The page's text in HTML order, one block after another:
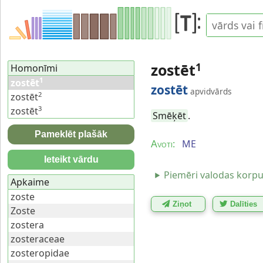
zostēt1
zostēt apvidvārds
Smēķēt.
Avoti: ME
Piemēri valodas
Ziņot Dalīties
Homonīmi
zostēt1
zostēt2
zostēt3
Pameklēt plašāk
Ieteikt vārdu
Apkaime
zoste
Zoste
zostera
zosteraceae
zosteropidae